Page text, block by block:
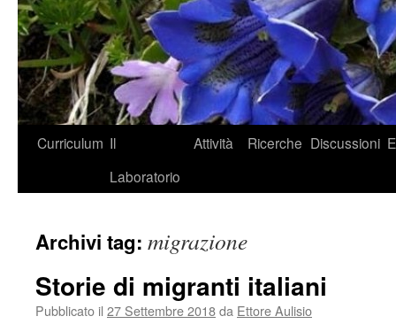
Curriculum Il
Laboratorio
Attività Ricerche Discussioni
Archivi tag: migrazione
Storie di migranti italiani
Pubblicato il 27 Settembre 2018da Ettore Aulisio